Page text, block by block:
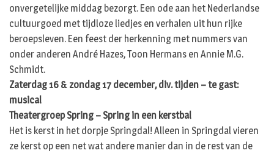
onvergetelijke middag bezorgt. Een ode aan het Nederlandse
cultuurgoed met tijdloze liedjes en verhalen uit hun rijke
beroepsleven. Een feest der herkenning met nummers van
onder anderen André Hazes, Toon Hermans en Annie M.G.
Schmidt.
Zaterdag 16 & zondag 17 december, div. tijden – te gast:
musical
Theatergroep Spring – Spring in een kerstbal
Het is kerst in het dorpje Springdal! Alleen in Springdal vieren
ze kerst op een net wat andere manier dan in de rest van de